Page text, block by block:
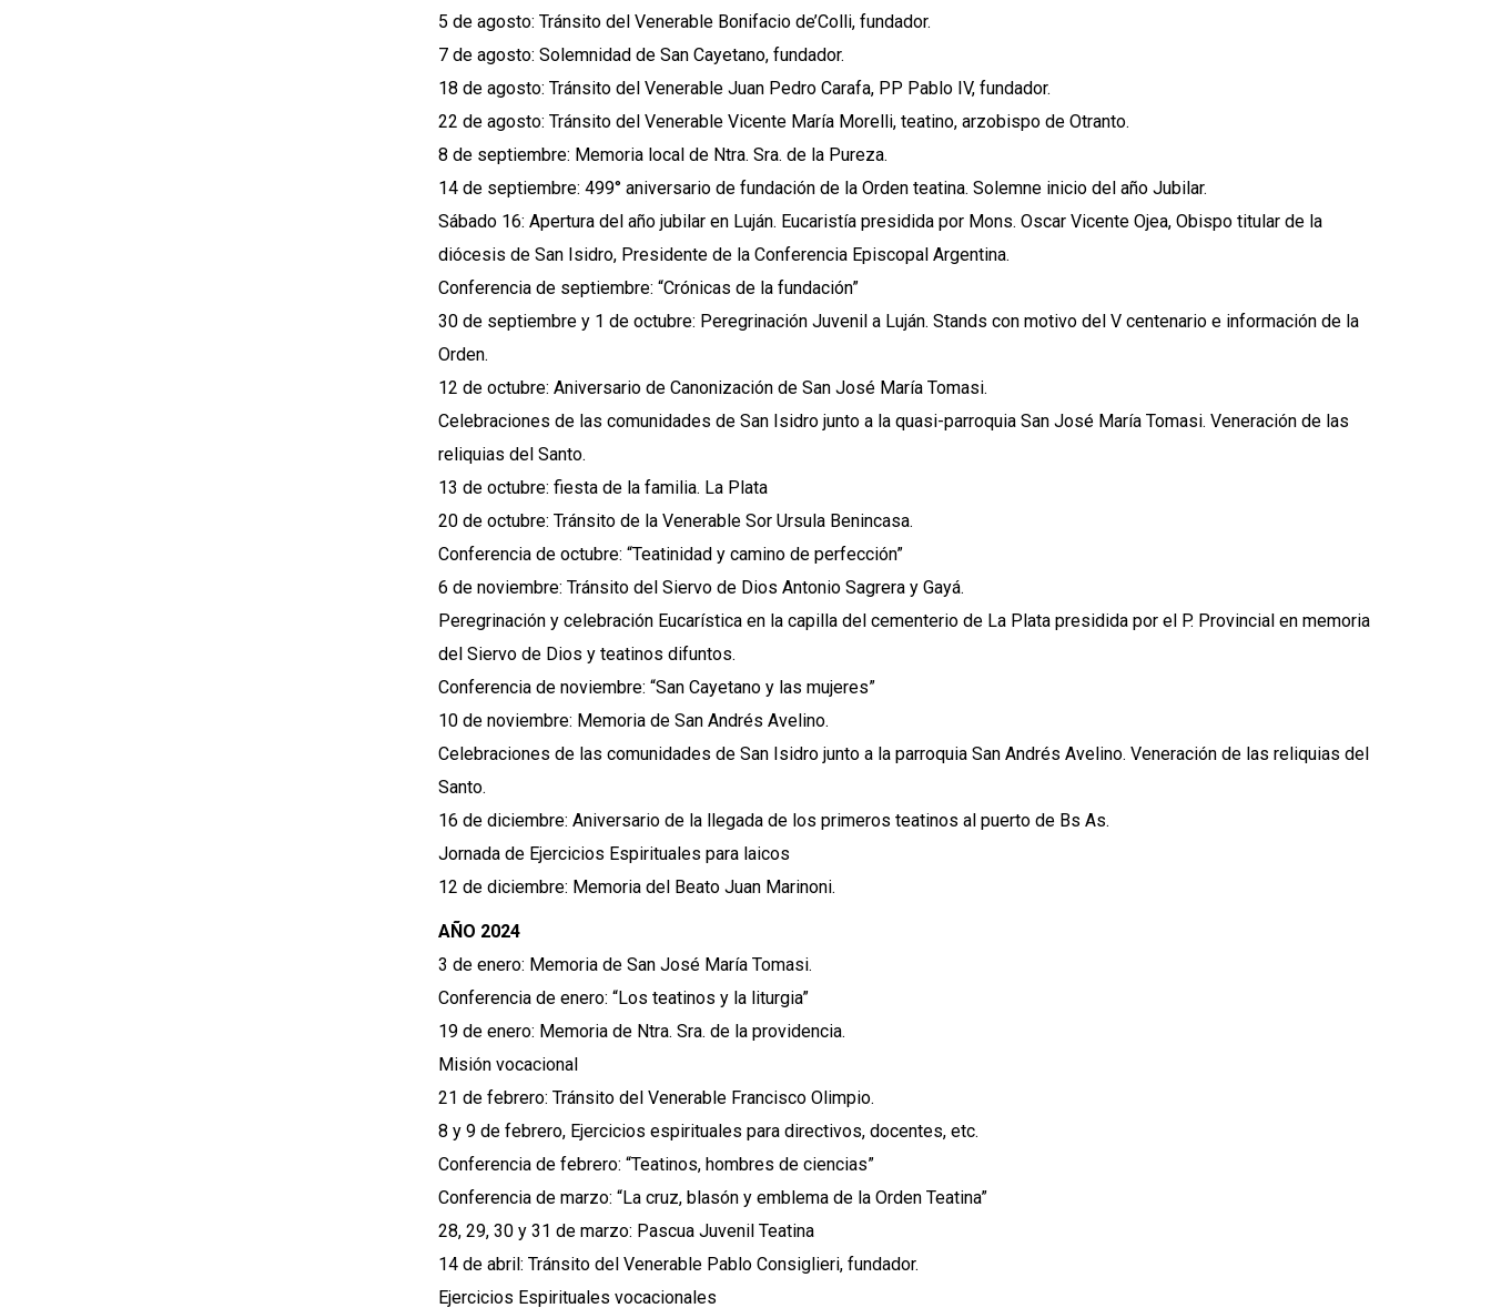
5 de agosto: Tránsito del Venerable Bonifacio de’Colli, fundador.
7 de agosto: Solemnidad de San Cayetano, fundador.
18 de agosto: Tránsito del Venerable Juan Pedro Carafa, PP Pablo IV, fundador.
22 de agosto: Tránsito del Venerable Vicente María Morelli, teatino, arzobispo de Otranto.
8 de septiembre: Memoria local de Ntra. Sra. de la Pureza.
14 de septiembre: 499° aniversario de fundación de la Orden teatina. Solemne inicio del año Jubilar.
Sábado 16: Apertura del año jubilar en Luján. Eucaristía presidida por Mons. Oscar Vicente Ojea, Obispo titular de la
diócesis de San Isidro, Presidente de la Conferencia Episcopal Argentina.
Conferencia de septiembre: “Crónicas de la fundación”
30 de septiembre y 1 de octubre: Peregrinación Juvenil a Luján. Stands con motivo del V centenario e información de la
Orden.
12 de octubre: Aniversario de Canonización de San José María Tomasi.
Celebraciones de las comunidades de San Isidro junto a la quasi-parroquia San José María Tomasi. Veneración de las
reliquias del Santo.
13 de octubre: fiesta de la familia. La Plata
20 de octubre: Tránsito de la Venerable Sor Ursula Benincasa.
Conferencia de octubre: “Teatinidad y camino de perfección”
6 de noviembre: Tránsito del Siervo de Dios Antonio Sagrera y Gayá.
Peregrinación y celebración Eucarística en la capilla del cementerio de La Plata presidida por el P. Provincial en memoria
del Siervo de Dios y teatinos difuntos.
Conferencia de noviembre: “San Cayetano y las mujeres”
10 de noviembre: Memoria de San Andrés Avelino.
Celebraciones de las comunidades de San Isidro junto a la parroquia San Andrés Avelino. Veneración de las reliquias del
Santo.
16 de diciembre: Aniversario de la llegada de los primeros teatinos al puerto de Bs As.
Jornada de Ejercicios Espirituales para laicos
12 de diciembre: Memoria del Beato Juan Marinoni.
AÑO 2024
3 de enero: Memoria de San José María Tomasi.
Conferencia de enero: “Los teatinos y la liturgia”
19 de enero: Memoria de Ntra. Sra. de la providencia.
Misión vocacional
21 de febrero: Tránsito del Venerable Francisco Olimpio.
8 y 9 de febrero, Ejercicios espirituales para directivos, docentes, etc.
Conferencia de febrero: “Teatinos, hombres de ciencias”
Conferencia de marzo: “La cruz, blasón y emblema de la Orden Teatina”
28, 29, 30 y 31 de marzo: Pascua Juvenil Teatina
14 de abril: Tránsito del Venerable Pablo Consiglieri, fundador.
Ejercicios Espirituales vocacionales